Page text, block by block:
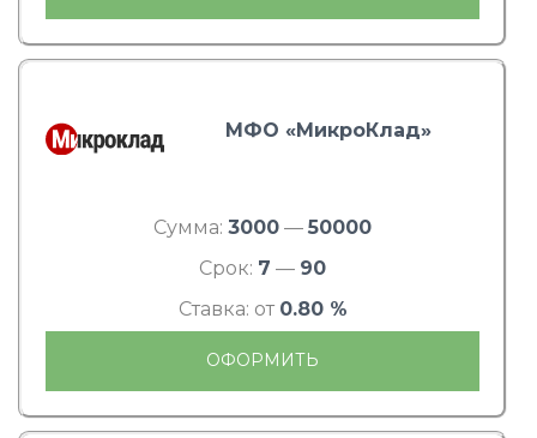
МФО «МикроКлад»
Сумма: 3000 — 50000
Срок: 7 — 90
Ставка: от 0.80 %
ОФОРМИТЬ